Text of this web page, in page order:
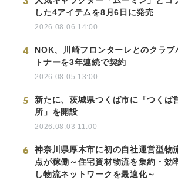
した4アイテムを8月6日に発売
2026.08.06 14:00
4
NOK、川崎フロンターレとのクラブ
トナーを3年連続で契約
2026.08.05 13:00
5
新たに、茨城県つくば市に「つくば
所」を開設
2026.08.03 11:00
6
神奈川県厚木市に初の自社運営型物
点が稼働～住宅資材物流を集約・効
し物流ネットワークを最適化～